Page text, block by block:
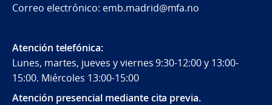
Correo electrónico: emb.madrid@mfa.no
Atención telefónica:
Lunes, martes, jueves y viernes 9:30-12:00 y 13:00-
15:00. Miércoles 13:00-15:00
Atención presencial mediante cita previa.